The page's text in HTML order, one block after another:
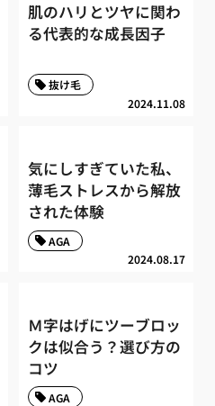
肌のハリとツヤに関わ
る代表的な成長因子
2024.11.08
抜け毛
気にしすぎていた私、
薄毛ストレスから解放
された体験
2024.08.17
AGA
Ｍ字はげにツーブロッ
クは似合う？選び方の
コツ
AGA